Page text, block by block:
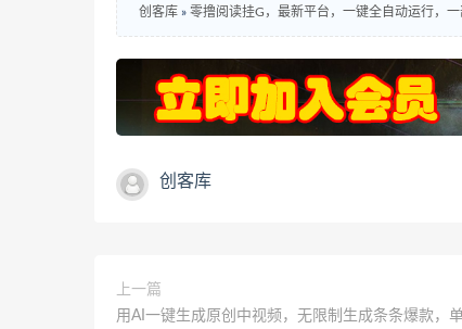
创客库 » 零撸阅读挂G，最新平台，一键全自动运行，
创客库
上一篇
用AI一键生成原创中视频，无限制生成条条爆款，